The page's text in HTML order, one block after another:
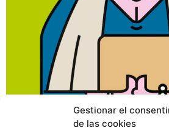
Gestionar el
de las cookies
Alfredo Lassa llegaba como era